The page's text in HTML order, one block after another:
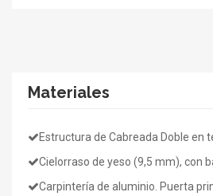
Materiales
Estructura de Cabreada Doble en
Cielorraso de yeso (9,5 mm), con
Carpintería de aluminio. Puerta